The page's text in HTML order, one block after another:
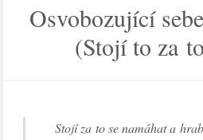
Osvobozující
(Stojí to za
Stojí za to se namáhat a